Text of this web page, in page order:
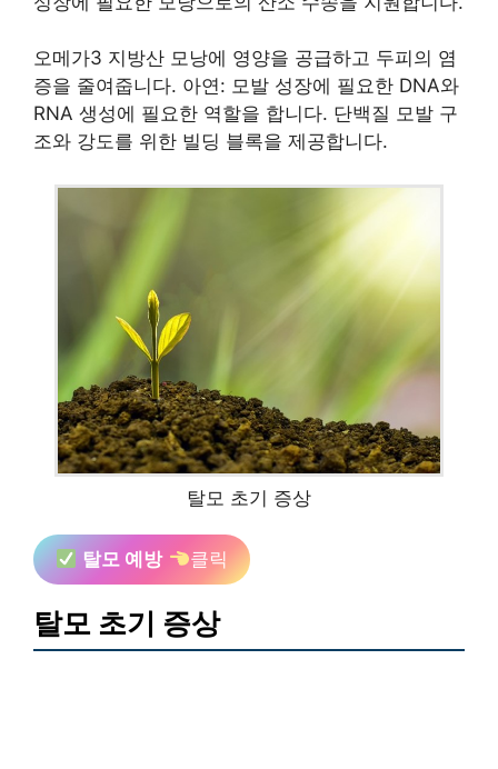
오메가3 지방산 모낭에 영양을 공급하고 두피의 염
증을 줄여줍니다. 아연: 모발 성장에 필요한 DNA와
RNA 생성에 필요한 역할을 합니다. 단백질 모발 구
조와 강도를 위한 빌딩 블록을 제공합니다.
탈모 초기 증상
탈모 예방 클릭
탈모 초기 증상